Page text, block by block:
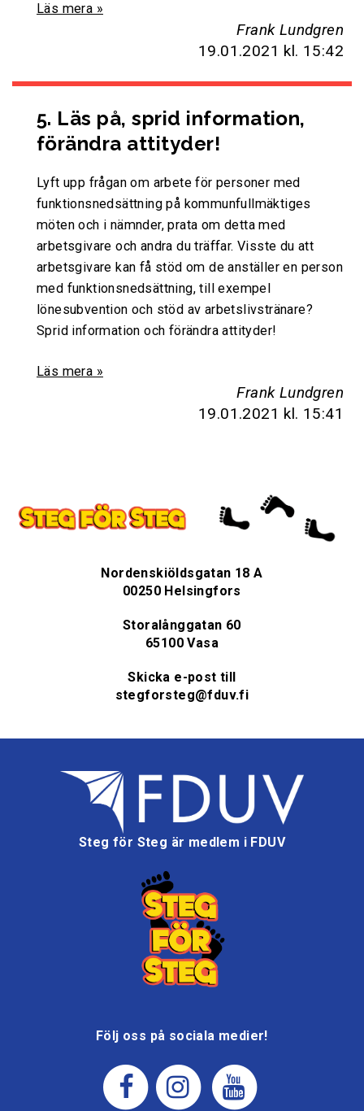
Läs mera »
Frank Lundgren
19.01.2021 kl. 15:42
5. Läs på, sprid information,
förändra attityder!
Lyft upp frågan om arbete för personer med
funktionsnedsättning på kommunfullmäktiges
möten och i nämnder, prata om detta med
arbetsgivare och andra du träffar. Visste du att
arbetsgivare kan få stöd om de anställer en person
med funktionsnedsättning, till exempel
lönesubvention och stöd av arbetslivstränare?
Sprid information och förändra attityder!
Läs mera »
Frank Lundgren
19.01.2021 kl. 15:41
Nordenskiöldsgatan 18 A
00250 Helsingfors
Storalånggatan 60
65100 Vasa
Skicka e-post till
stegforsteg@fduv.fi
Steg för Steg är medlem i FDUV
Följ oss på sociala medier!